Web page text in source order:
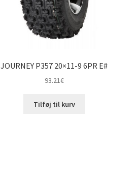
JOURNEY P357 20×11-9 6PR E#
93.21€
Tilføj til kurv